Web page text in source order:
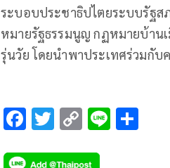
ระบอบประชาธิปไตยระบบรัฐ
หมายรัฐธรรมนูญ กฏหมายบ้าน
รุ่นวัย โดยนำพาประเทศร่วมกับ
F T C Li